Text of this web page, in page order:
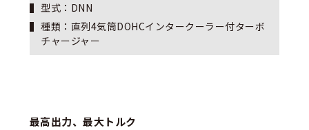
型式：DNN
種類：直列4気筒DOHCインタークーラー付ターボ
チャージャー
最高出力、最大トルク